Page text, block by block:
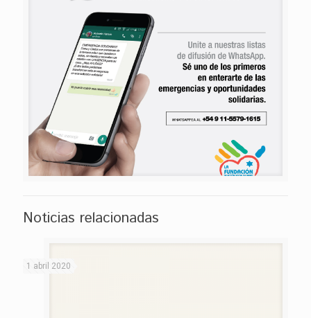
Noticias relacionadas
1 abril 2020